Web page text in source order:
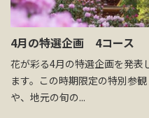
会社情報
お
4月の特選企画 4コース
花が彩る4月の特選企画を発表
ます。この時期限定の特別参観
や、地元の旬の...